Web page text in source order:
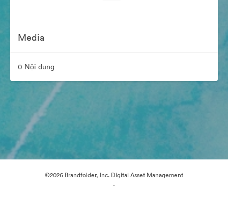
Media
0 Nội dung
©2026 Brandfolder, Inc. Digital Asset Management
·